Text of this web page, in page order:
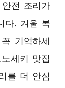
전 조리가
다. 겨울 복
기억하세
세키 맛집
를 더 안심